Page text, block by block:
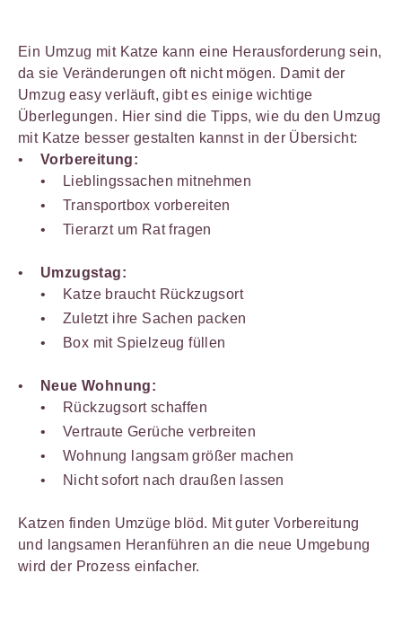
Ein Umzug mit Katze kann eine Herausforderung sein,
da sie Veränderungen oft nicht mögen. Damit der
Umzug easy verläuft, gibt es einige wichtige
Überlegungen. Hier sind die Tipps, wie du den Umzug
mit Katze besser gestalten kannst in der Übersicht:
Vorbereitung:
Lieblingssachen mitnehmen
Transportbox vorbereiten
Tierarzt um Rat fragen
Umzugstag:
Katze braucht Rückzugsort
Zuletzt ihre Sachen packen
Box mit Spielzeug füllen
Neue Wohnung:
Rückzugsort schaffen
Vertraute Gerüche verbreiten
Wohnung langsam größer machen
Nicht sofort nach draußen lassen
Katzen finden Umzüge blöd. Mit guter Vorbereitung
und langsamen Heranführen an die neue Umgebung
wird der Prozess einfacher.